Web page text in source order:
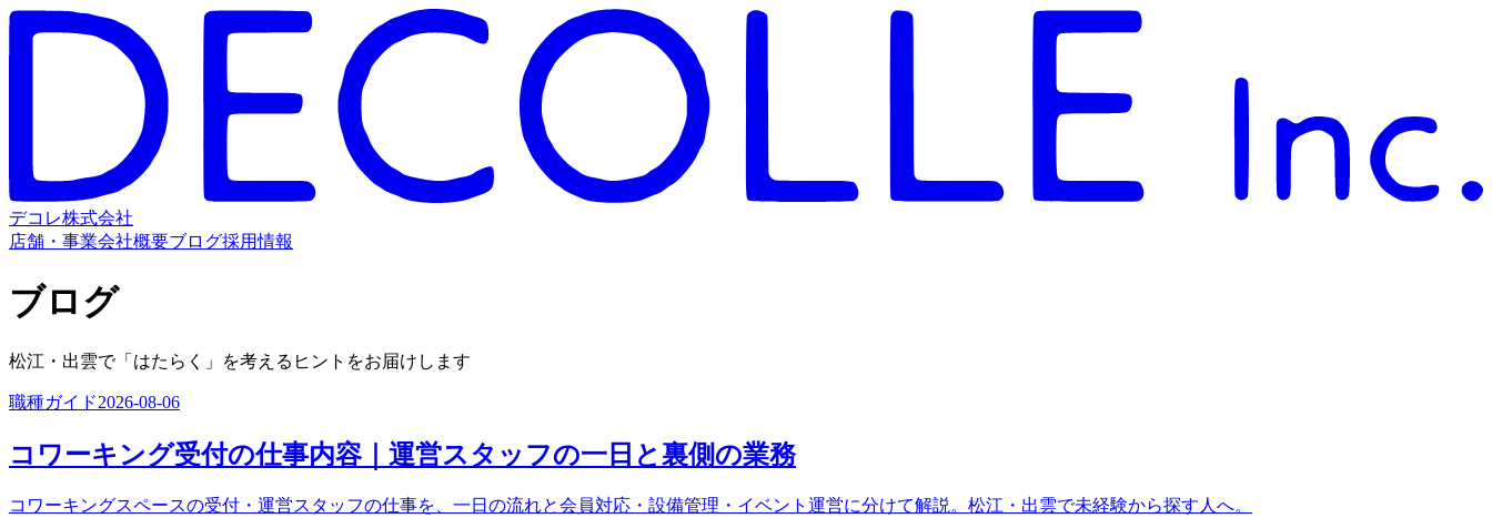
デコレ株式会社
店舗・事業会社概要ブログ採用情報
ブログ
松江・出雲で「はたらく」を考えるヒントをお届けします
職種ガイド2026-08-06
コワーキング受付の仕事内容｜運営スタッフの一日と裏側の業務
コワーキングスペースの受付・運営スタッフの仕事を、一日の流れと会員対応・設備管理・イベント運営に分けて解説。松江・出雲で未経験から探す人へ。